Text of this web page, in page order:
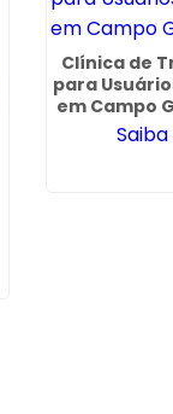
Clínica de
para
em Campo